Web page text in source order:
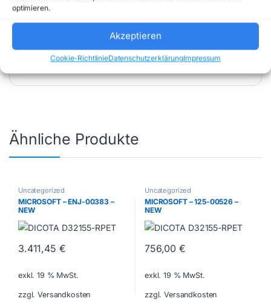
optimieren.
Akzeptieren
Cookie-RichtlinieDatenschutzerklärungImpressum
P69390312
Uncategorized
Marke:HP INC
Ähnliche Produkte
Uncategorized
MICROSOFT – ENJ-00383 –
NEW
3.411,45 €
exkl. 19 % MwSt.
zzgl. Versandkosten
Uncategorized
MICROSOFT – 125-00526 –
NEW
756,00€
exkl. 19 % MwSt.
zzgl. Versandkosten